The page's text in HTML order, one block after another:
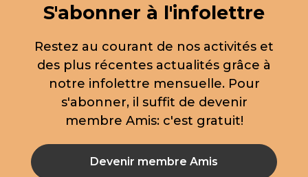
S'abonner à l'infolettre
Restez au courant de nos activités et
des plus récentes actualités grâce à
notre infolettre mensuelle. Pour
s'abonner, il suffit de devenir
membre Amis: c'est gratuit!
Devenir membre Amis